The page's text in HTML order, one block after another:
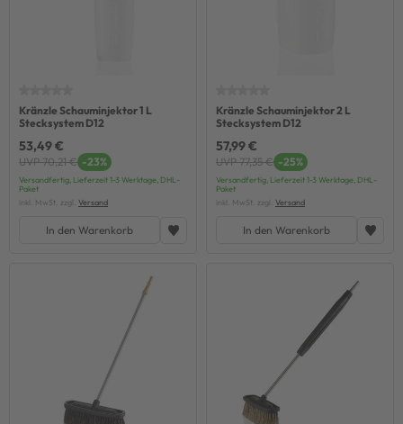
Kränzle Schauminjektor 1 L
Stecksystem D12
53,49 €
UVP 70,21 € -23%
Versandfertig, Lieferzeit 1-3 Werktage, DHL-
Paket
inkl. MwSt. zzgl. Versand
In den Warenkorb
Kränzle Schauminjektor 2 L
Stecksystem D12
57,99 €
UVP 77,35 € -25%
Versandfertig, Lieferzeit 1-3 Werktage, DHL-
Paket
inkl. MwSt. zzgl. Versand
In den Warenkorb